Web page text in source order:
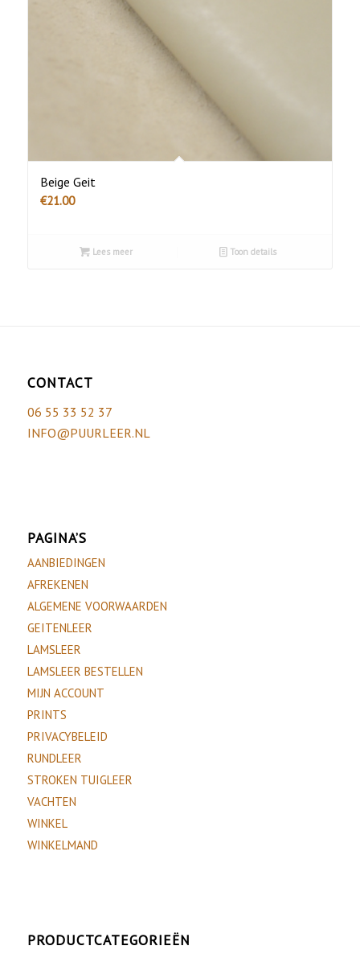
Beige Geit
€21.00
Lees meer Toon details
CONTACT
06 55 33 52 37
INFO@PUURLEER.NL
PAGINA’S
AANBIEDINGEN
AFREKENEN
ALGEMENE VOORWAARDEN
GEITENLEER
LAMSLEER
LAMSLEER BESTELLEN
MIJN ACCOUNT
PRINTS
PRIVACYBELEID
RUNDLEER
STROKEN TUIGLEER
VACHTEN
WINKEL
WINKELMAND
PRODUCTCATEGORIEËN